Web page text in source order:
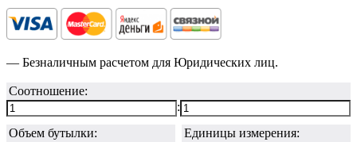
— Безналичным расчетом для Юридических лиц.
Соотношение:
:
Объем бутылки:
Единицы измерения: